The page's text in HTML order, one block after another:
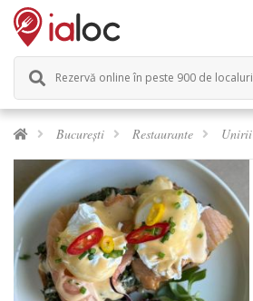
Rezervă online în peste 900 de localuri
București Restaurante Unirii